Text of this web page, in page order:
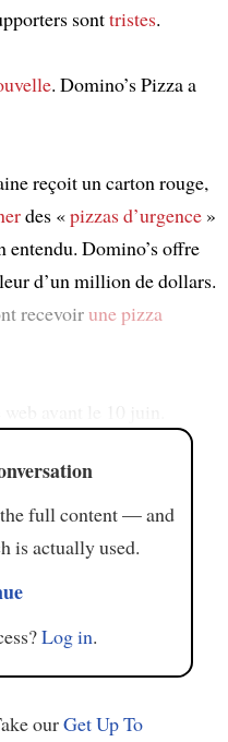
sonttristes.
. Domino’s Pizza a
reçoit un carton rouge,
des «pizzas d’urgence»
entendu. Domino’s offre
d’un million de dollars.
recevoirune pizza
full content — and
is actually used.
Log in.
ourGet Up To